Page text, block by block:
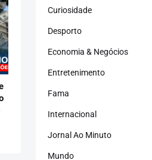
Curiosidade
Desporto
Economia & Negócios
Entretenimento
Fama
Internacional
Jornal Ao Minuto
Mundo